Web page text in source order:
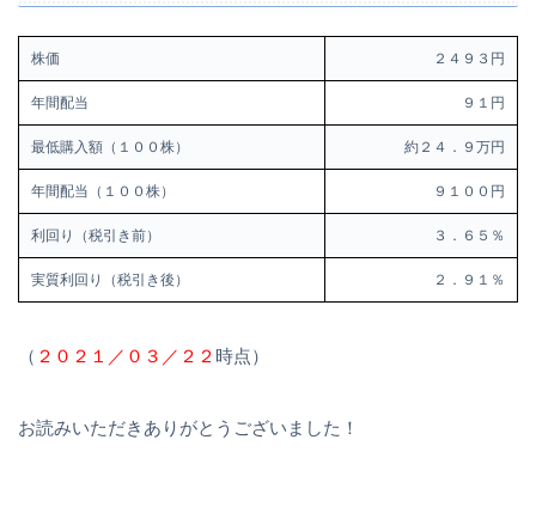
株価 ２４９３円
年間配当 ９１円
最低購入額（１００株） 約２４．９万円
年間配当（１００株） ９１００円
利回り（税引き前） ３．６５％
実質利回り（税引き後） ２．９１％
（ ２０２１／０３／２２時点）
お読みいただきありがとうございました！